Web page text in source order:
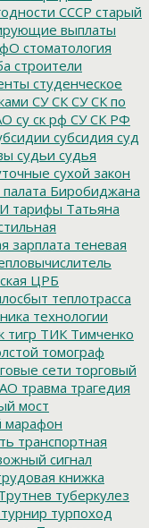
СССР старый
выплаты
стоматология
строители
студенческое
СУ СК СУ СК по
су ск рф СУ СК РФ
субсидия суд
судьи судья
сухой закон
палата Биробиджана
тарифы Татьяна
зарплата теневая
ЦРБ
теплотрасса
технологии
тигр ТИК Тимченко
томограф
сети торговый
травма трагедия
мост
марафон
транспортная
сигнал
книжка
туберкулез
турнир турпоход